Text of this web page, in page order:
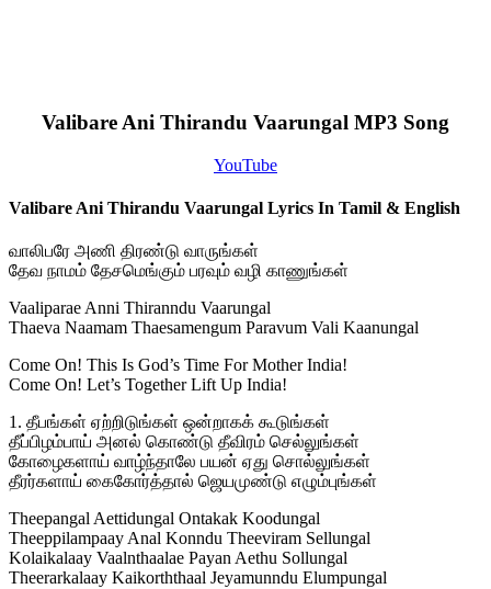
Valibare Ani Thirandu Vaarungal MP3 Song
YouTube
Valibare Ani Thirandu Vaarungal Lyrics In Tamil & English
வாலிபரே அணி திரண்டு வாருங்கள்
தேவ நாமம் தேசமெங்கும் பரவும் வழி காணுங்கள்
Vaaliparae Anni Thiranndu Vaarungal
Thaeva Naamam Thaesamengum Paravum Vali Kaanungal
Come On! This Is God’s Time For Mother India!
Come On! Let’s Together Lift Up India!
1. தீபங்கள் ஏற்றிடுங்கள் ஒன்றாகக் கூடுங்கள்
தீப்பிழம்பாய் அனல் கொண்டு தீவிரம் செல்லுங்கள்
கோழைகளாய் வாழ்ந்தாலே பயன் ஏது சொல்லுங்கள்
தீரர்களாய் கைகோர்த்தால் ஜெயமுண்டு எழும்புங்கள்
Theepangal Aettidungal Ontakak Koodungal
Theeppilampaay Anal Konndu Theeviram Sellungal
Kolaikalaay Vaalnthaalae Payan Aethu Sollungal
Theerarkalaay Kaikorththaal Jeyamunndu Elumpungal